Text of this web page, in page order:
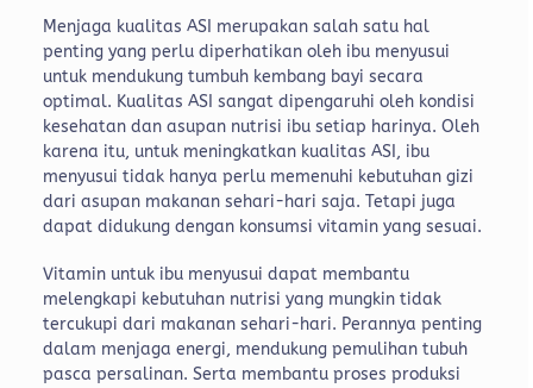
Menjaga kualitas ASI merupakan salah satu hal
penting yang perlu diperhatikan oleh ibu menyusui
untuk mendukung tumbuh kembang bayi secara
optimal. Kualitas ASI sangat dipengaruhi oleh kondisi
kesehatan dan asupan nutrisi ibu setiap harinya. Oleh
karena itu, untuk meningkatkan kualitas ASI, ibu
menyusui tidak hanya perlu memenuhi kebutuhan gizi
dari asupan makanan sehari-hari saja. Tetapi juga
dapat didukung dengan konsumsi vitamin yang sesuai.
Vitamin untuk ibu menyusui dapat membantu
melengkapi kebutuhan nutrisi yang mungkin tidak
tercukupi dari makanan sehari-hari. Perannya penting
dalam menjaga energi, mendukung pemulihan tubuh
pasca persalinan. Serta membantu proses produksi